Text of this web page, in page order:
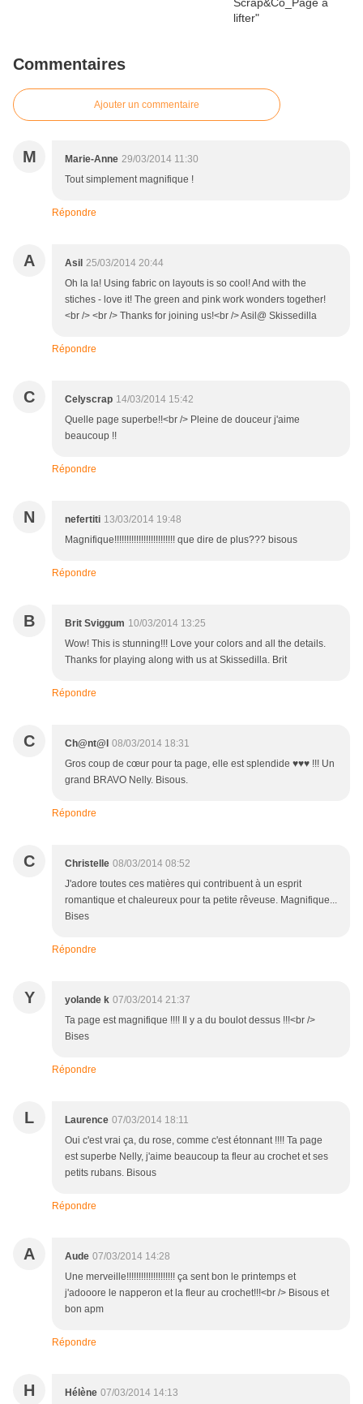
Commentaires
Ajouter un commentaire
M Marie-Anne 29/03/2014 11:30
Tout simplement magnifique !
Répondre
A Asil 25/03/2014 20:44
Oh la la! Using fabric on layouts is so cool! And with the
stiches - love it! The green and pink work wonders together!
<br /> <br /> Thanks for joining us!<br /> Asil@ Skissedilla
Répondre
C Celyscrap 14/03/2014 15:42
Quelle page superbe!!<br /> Pleine de douceur j'aime
beaucoup !!
Répondre
N nefertiti 13/03/2014 19:48
Magnifique!!!!!!!!!!!!!!!!!!!!!!!!! que dire de plus??? bisous
Répondre
B Brit Sviggum 10/03/2014 13:25
Wow! This is stunning!!! Love your colors and all the details.
Thanks for playing along with us at Skissedilla. Brit
Répondre
C Ch@nt@l 08/03/2014 18:31
Gros coup de cœur pour ta page, elle est splendide ♥♥♥ !!! Un
grand BRAVO Nelly. Bisous.
Répondre
C Christelle 08/03/2014 08:52
J'adore toutes ces matières qui contribuent à un esprit
romantique et chaleureux pour ta petite rêveuse. Magnifique...
Bises
Répondre
Y yolande k 07/03/2014 21:37
Ta page est magnifique !!!! Il y a du boulot dessus !!!<br />
Bises
Répondre
L Laurence 07/03/2014 18:11
Oui c'est vrai ça, du rose, comme c'est étonnant !!!! Ta page
est superbe Nelly, j'aime beaucoup ta fleur au crochet et ses
petits rubans. Bisous
Répondre
A Aude 07/03/2014 14:28
Une merveille!!!!!!!!!!!!!!!!!!!! ça sent bon le printemps et
j'adooore le napperon et la fleur au crochet!!!<br /> Bisous et
bon apm
Répondre
H Hélène 07/03/2014 14:13